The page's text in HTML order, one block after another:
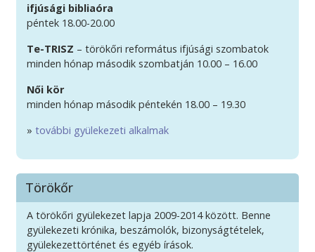
ifjúsági bibliaóra
péntek 18.00-20.00
Te-TRISZ – törökőri református ifjúsági szombatok
minden hónap második szombatján 10.00 – 16.00
Női kör
minden hónap második péntekén 18.00 – 19.30
» további gyülekezeti alkalmak
Törökőr
A törökőri gyülekezet lapja 2009-2014 között. Benne
gyülekezeti krónika, beszámolók, bizonyságtételek,
gyülekezettörténet és egyéb írások.